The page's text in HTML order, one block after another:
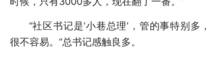
“社区书记是‘小巷总理’，管的事特别多，
很不容易。”总书记感触良多。